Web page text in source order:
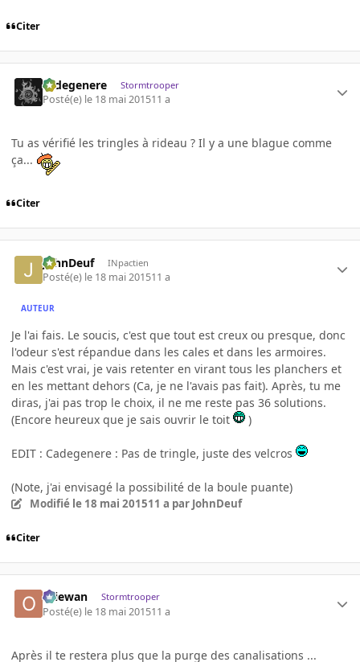
Citer
cadegenere Stormtrooper
Posté(e) le 18 mai 201511 a
Tu as vérifié les tringles à rideau ? Il y a une blague comme
ça...
Citer
JohnDeuf INpactien
Posté(e) le 18 mai 201511 a
AUTEUR
Je l'ai fais. Le soucis, c'est que tout est creux ou presque, donc
l'odeur s'est répandue dans les cales et dans les armoires.
Mais c'est vrai, je vais retenter en virant tous les planchers et
en les mettant dehors (Ca, je ne l'avais pas fait). Après, tu me
diras, j'ai pas trop le choix, il ne me reste pas 36 solutions.
(Encore heureux que je sais ouvrir le toit
)
EDIT : Cadegenere : Pas de tringle, juste des velcros
(Note, j'ai envisagé la possibilité de la boule puante)
Modifié le 18 mai 201511 a par JohnDeuf
Citer
Oliewan Stormtrooper
Posté(e) le 18 mai 201511 a
Après il te restera plus que la purge des canalisations ...